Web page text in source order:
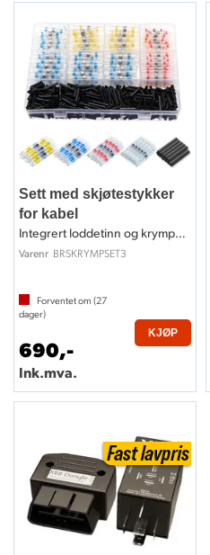
Sett med skjøtestykker
for kabel
Integrert loddetinn og krympestrømpe
Varenr BRSKRYMPSET3
Forventet om (27
dager)
690,-
Ink.mva.
KJØP